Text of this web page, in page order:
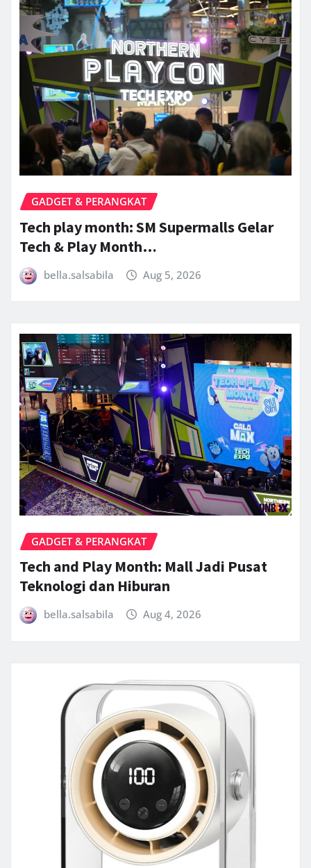
GADGET & PERANGKAT
Tech play month: SM Supermalls Gelar
Tech & Play Month…
bella.salsabila Aug 5, 2026
GADGET & PERANGKAT
Tech and Play Month: Mall Jadi Pusat
Teknologi dan Hiburan
bella.salsabila Aug 4, 2026